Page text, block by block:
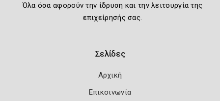
Όλα όσα αφορούν την ίδρυση και την λειτουργία της
επιχείρησής σας.
Σελίδες
Αρχική
Επικοινωνία